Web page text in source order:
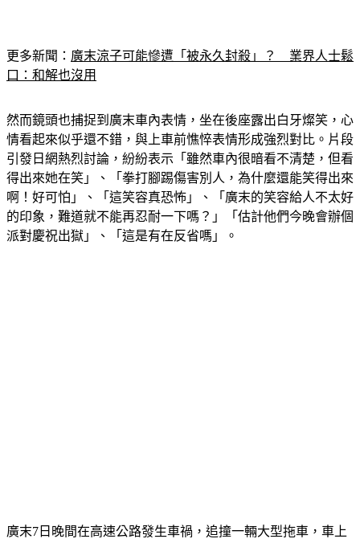
口：和解也沒用
情看起來似乎還不錯，與上車前憔悴表情形成強烈對比。片段
引發日網熱烈討論，紛紛表示「雖然車內很暗看不清楚，但看
得出來她在笑」、「拳打腳踢傷害別人，為什麼還能笑得出來
啊！好可怕」、「這笑容真恐怖」、「廣末的笑容給人不太好
的印象，難道就不能再忍耐一下嗎？」「估計他們今晚會辦個
派對慶祝出獄」、「這是有在反省嗎」。
還有另名男經紀人，2人分別被送往不同醫院治療。不過廣末